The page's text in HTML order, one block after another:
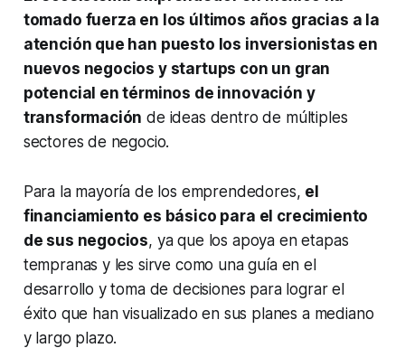
tomado fuerza en los últimos años gracias a la
atención que han puesto los inversionistas en
nuevos negocios y startups con un gran
potencial en términos de innovación y
transformación de ideas dentro de múltiples
sectores de negocio.
Para la mayoría de los emprendedores, el
financiamiento es básico para el crecimiento
de sus negocios, ya que los apoya en etapas
tempranas y les sirve como una guía en el
desarrollo y toma de decisiones para lograr el
éxito que han visualizado en sus planes a mediano
y largo plazo.